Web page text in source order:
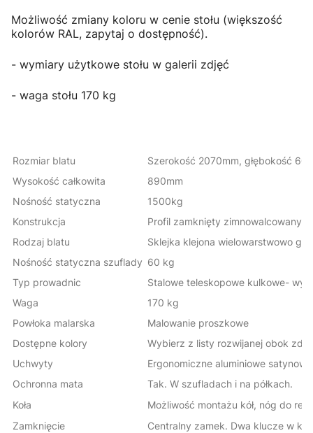
Możliwość zmiany koloru w cenie stołu (większość
kolorów RAL, zapytaj o dostępność).
- wymiary użytkowe stołu w galerii zdjęć
- waga stołu 170 kg
Rozmiar blatu
Szerokość 2070mm, głębokość
Wysokość całkowita
890mm
Nośność statyczna
1500kg
Konstrukcja
Profil zamknięty zimnowalcowany
Rodzaj blatu
Sklejka klejona wielowarstwowo
Nośność statyczna szuflady 60 kg
Typ prowadnic
Stalowe teleskopowe kulkowe-
Waga
170 kg
Powłoka malarska
Malowanie proszkowe
Dostępne kolory
Wybierz z listy rozwijanej obok
Uchwyty
Ergonomiczne aluminiowe
Ochronna mata
Tak. W szufladach i na półkach.
Koła
Możliwość montażu kół, nóg do
Zamknięcie
Centralny zamek. Dwa klucze w